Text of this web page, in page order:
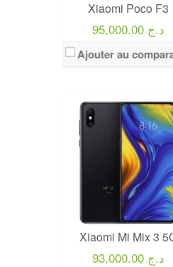
Xiaomi Poco F3
95,000.00 د.ج
Ajouter au
Xiaomi Mi Mix 3
93,000.00 د.ج